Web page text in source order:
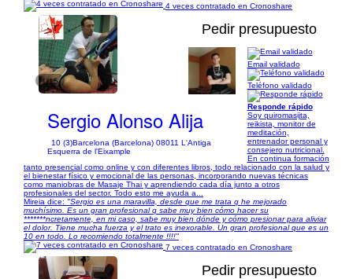
4 veces contratado en Cronoshare
1/15
Pedir presupuesto
Sergio Alonso Alija
10 (3)Barcelona (Barcelona) 08011 L'Antiga
Esquerra de l'Eixample
Email validado
Teléfono validado
Responde rápido
Soy quiromasijta,
reikista, monitor de
meditación,
entrenador personal y
consejero nutricional.
En continua formación
tanto presencial como online y con diferentes libros, todo relacionado con la salud y
el bienestar físico y emocional de las personas, incorporando nuevas técnicas
como maniobras de Masaje Thai y aprendiendo cada día junto a otros
profesionales del sector. Todo esto me ayuda a...
Mireia dice: "Sergio es una maravilla, desde que me trata q he mejorado
muchísimo. Es un gran profesional q sabe muy bien cómo hacer su
*******ncretamente, en mi caso, sabe muy bien dónde y cómo presionar para aliviar
el dolor. Tiene mucha fuerza y el trato es inexorable. Un gran profesional que es un
10 en todo. Lo recomiendo totalmente !!!!"
7 veces contratado en Cronoshare
Pedir presupuesto